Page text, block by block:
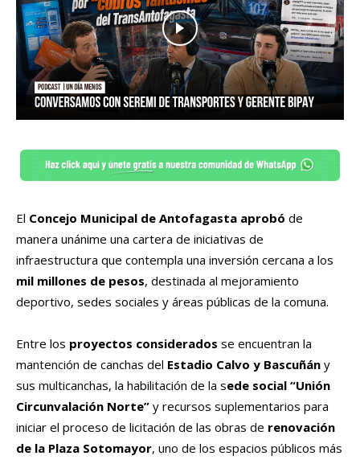
El Concejo Municipal de Antofagasta aprobó de
manera unánime una cartera de iniciativas de
infraestructura que contempla una inversión cercana a los
mil millones de pesos, destinada al mejoramiento
deportivo, sedes sociales y áreas públicas de la comuna.
Entre los proyectos considerados se encuentran la
mantención de canchas del Estadio Calvo y Bascuñán y
sus multicanchas, la habilitación de la sede social “Unión
Circunvalación Norte” y recursos suplementarios para
iniciar el proceso de licitación de las obras de renovación
de la Plaza Sotomayor, uno de los espacios públicos más